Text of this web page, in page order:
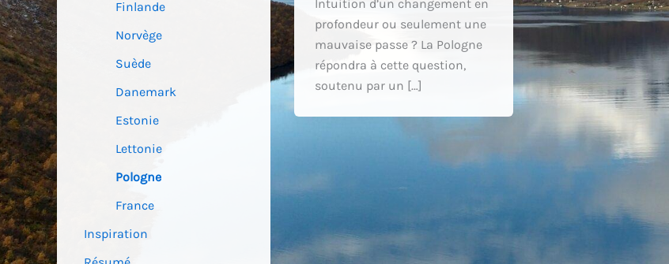
Finlande
Norvège
Suède
Danemark
Estonie
Lettonie
Pologne
France
Inspiration
Intuition d’un changement en
profondeur ou seulement une
mauvaise passe ? La Pologne
répondra à cette question,
soutenu par un […]